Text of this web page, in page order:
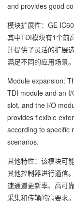
and provides good
模块扩展性：GE
其中TDI模块有1个前
计提供了灵活的扩展
满足不同的应用场景。
Module expansion:
TDI module and an
slot, and the I/O
provides flexible
according to specific
scenarios.
其他特性：该模块可
其他控制器进行通信
速通道更新率、高可
采集和传输的高要求。